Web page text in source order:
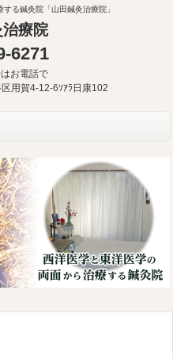
る鍼灸院「山田鍼灸治療院」
治療院
6271
お電話で
用賀4-12-6ｿｱﾗ日康102